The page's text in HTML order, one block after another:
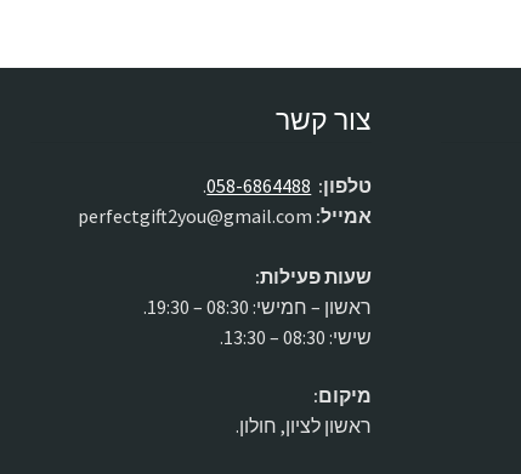
צור קשר
טלפון: 058-6864488
.
אמייל:
שעות פעילות:
ראשון – חמישי: 08:30 – 19:30.
שישי: 08:30 – 13:30.
מיקום:
ראשון לציון, חולון.